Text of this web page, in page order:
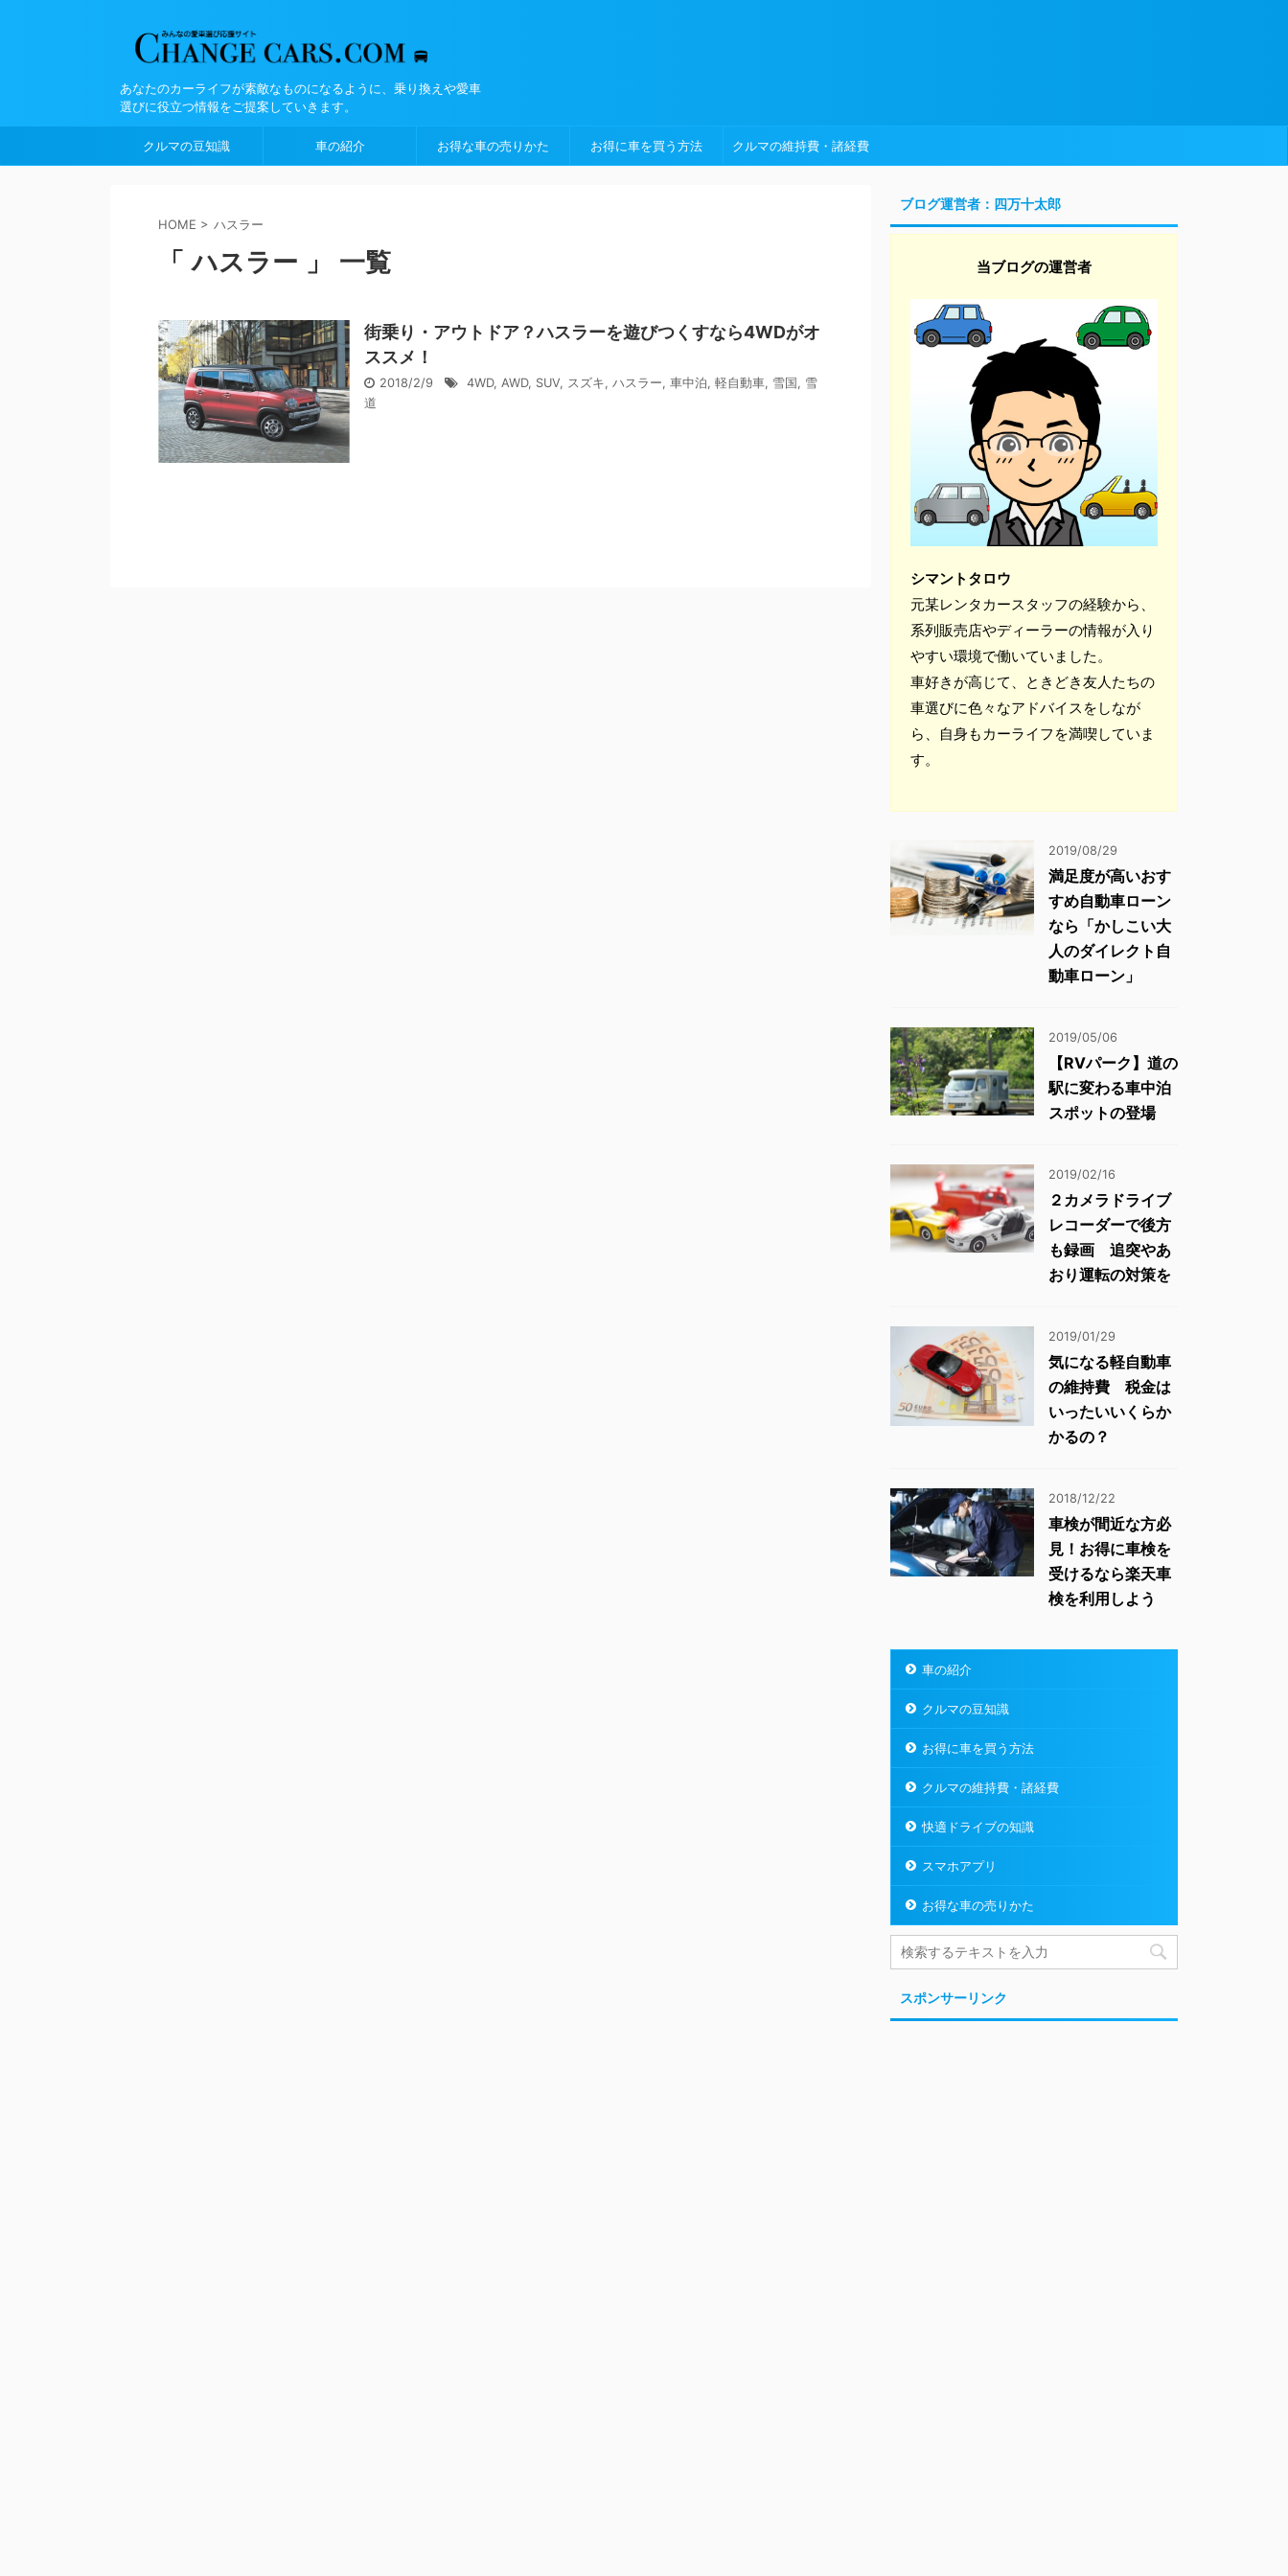
あなたのカーライフが素敵なものになるように、乗り換えや愛車
選びに役立つ情報をご提案していきます。
クルマの豆知識 車の紹介 お得な車の売りかた お得に車を買う方法 クルマの維持費・諸経費
HOME > ハスラー
「 ハスラー 」 一覧
街乗り・アウトドア？ハスラーを遊びつくすなら4WDがオ
ススメ！
2018/2/9 4WD, AWD, SUV, スズキ, ハスラー, 車中泊, 軽自動車, 雪国, 雪
道
ブログ運営者：四万十太郎
当ブログの運営者
シマントタロウ
元某レンタカースタッフの経験から、
系列販売店やディーラーの情報が入り
やすい環境で働いていました。
車好きが高じて、ときどき友人たちの
車選びに色々なアドバイスをしなが
ら、自身もカーライフを満喫していま
す。
2019/08/29
満足度が高いおす
すめ自動車ローン
なら「かしこい大
人のダイレクト自
動車ローン」
2019/05/06
【RVパーク】道の
駅に変わる車中泊
スポットの登場
2019/02/16
２カメラドライブ
レコーダーで後方
も録画 追突やあ
おり運転の対策を
2019/01/29
気になる軽自動車
の維持費 税金は
いったいいくらか
かるの？
2018/12/22
車検が間近な方必
見！お得に車検を
受けるなら楽天車
検を利用しよう
車の紹介
クルマの豆知識
お得に車を買う方法
クルマの維持費・諸経費
快適ドライブの知識
スマホアプリ
お得な車の売りかた
スポンサーリンク